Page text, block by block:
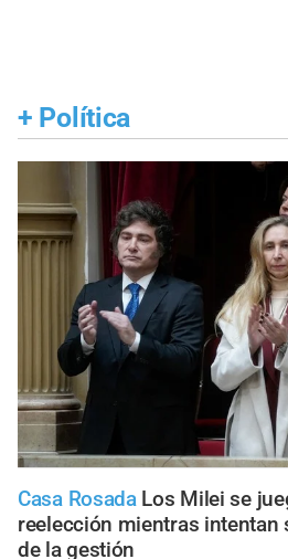
+ Política
Casa Rosada Los Milei se
reelección mientras intentan
de la gestión